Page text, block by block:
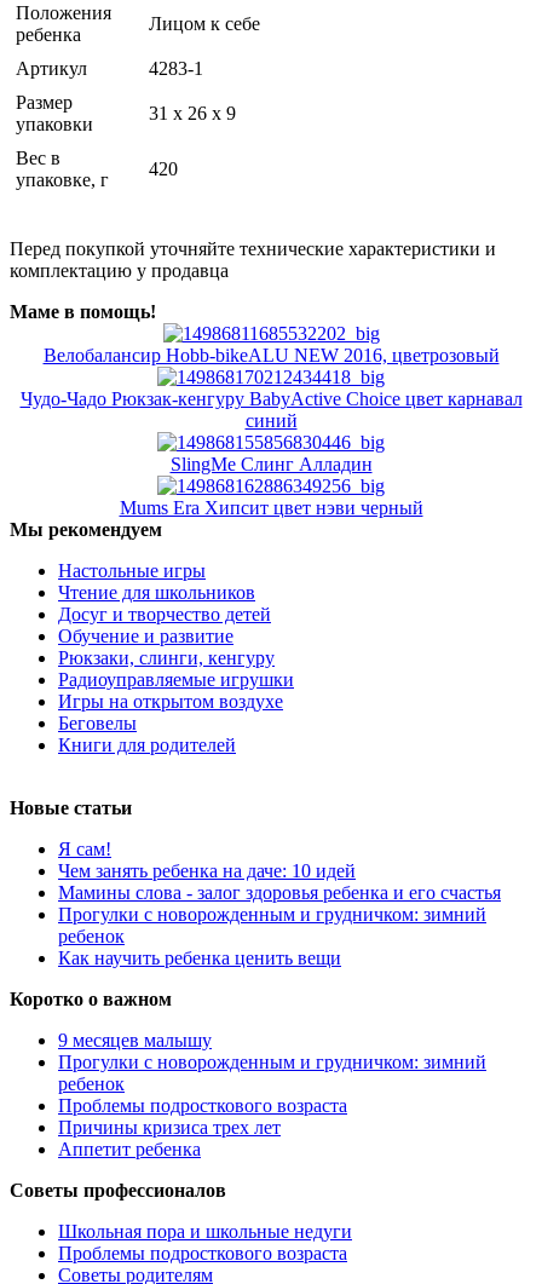
Положения
ребенка
Лицом к себе
Артикул
4283-1
Размер
упаковки
31 x 26 x 9
Вес в
упаковке, г
420
Перед покупкой уточняйте технические характеристики и
комплектацию у продавца
Маме в помощь!
Велобалансир Hobb-bikeALU NEW 2016, цветрозовый
Чудо-Чадо Рюкзак-кенгуру BabyActive Choice цвет карнавал
синий
SlingMe Слинг Алладин
Mums Era Хипсит цвет нэви черный
Мы рекомендуем
Настольные игры
Чтение для школьников
Досуг и творчество детей
Обучение и развитие
Рюкзаки, слинги, кенгуру
Радиоуправляемые игрушки
Игры на открытом воздухе
Беговелы
Книги для родителей
Новые статьи
Я сам!
Чем занять ребенка на даче: 10 идей
Мамины слова - залог здоровья ребенка и его счастья
Прогулки с новорожденным и грудничком: зимний
ребенок
Как научить ребенка ценить вещи
Коротко о важном
9 месяцев малышу
Прогулки с новорожденным и грудничком: зимний
ребенок
Проблемы подросткового возраста
Причины кризиса трех лет
Аппетит ребенка
Советы профессионалов
Школьная пора и школьные недуги
Проблемы подросткового возраста
Советы родителям